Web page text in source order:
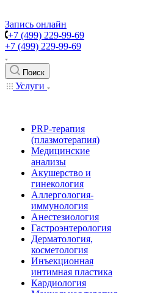
Запись онлайн
+7 (499) 229-99-69
+7 (499) 229-99-69
Поиск
Услуги
PRP-терапия
(плазмотерапия)
Медицинские
анализы
Акушерство и
гинекология
Аллергология-
иммунология
Анестезиология
Гастроэнтерология
Дерматология,
косметология
Инъекционная
интимная пластика
Кардиология